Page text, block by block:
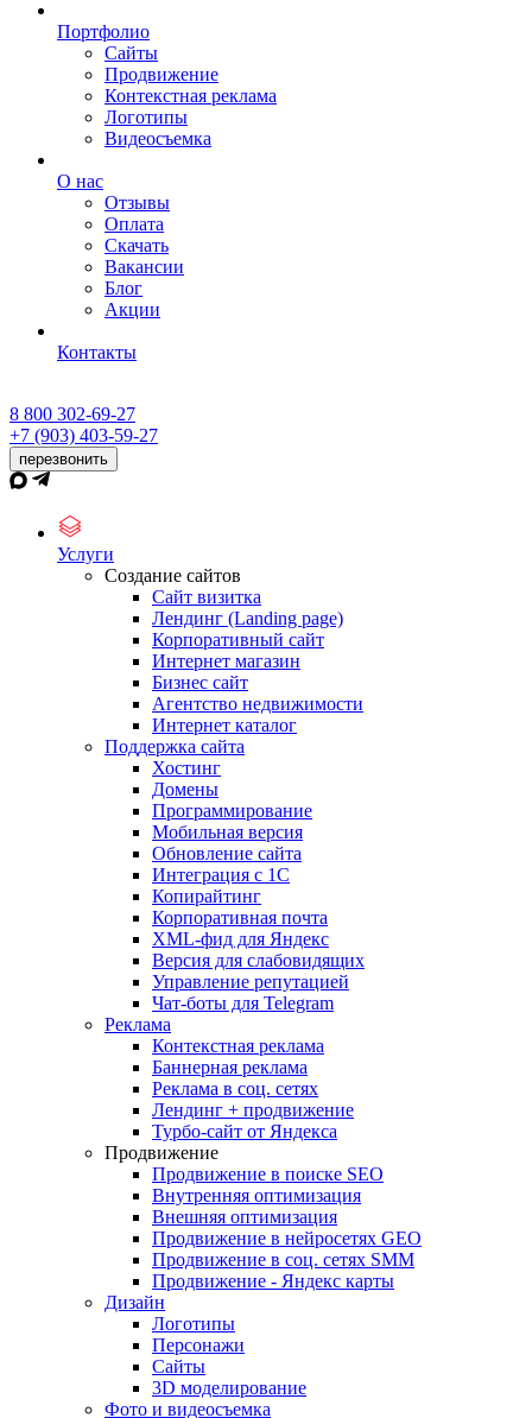
Портфолио
Сайты
Продвижение
Контекстная реклама
Логотипы
Видеосъемка
О нас
Отзывы
Оплата
Скачать
Вакансии
Блог
Акции
Контакты
8 800 302-69-27
+7 (903) 403-59-27
перезвонить
Услуги
Создание сайтов
Сайт визитка
Лендинг (Landing page)
Корпоративный сайт
Интернет магазин
Бизнес сайт
Агентство недвижимости
Интернет каталог
Поддержка сайта
Хостинг
Домены
Программирование
Мобильная версия
Обновление сайта
Интеграция с 1С
Копирайтинг
Корпоративная почта
XML-фид для Яндекс
Версия для слабовидящих
Управление репутацией
Чат-боты для Telegram
Реклама
Контекстная реклама
Баннерная реклама
Реклама в соц. сетях
Лендинг + продвижение
Турбо-сайт от Яндекса
Продвижение
Продвижение в поиске SEO
Внутренняя оптимизация
Внешняя оптимизация
Продвижение в нейросетях GEO
Продвижение в соц. сетях SMM
Продвижение - Яндекс карты
Дизайн
Логотипы
Персонажи
Сайты
3D моделирование
Фото и видеосъемка